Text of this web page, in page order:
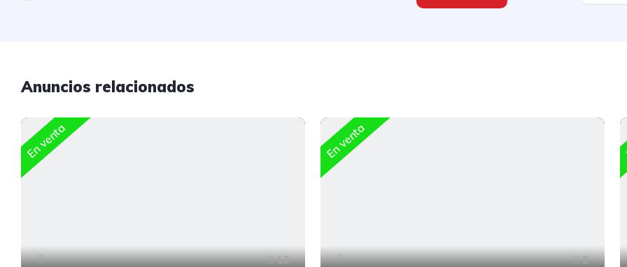
Anuncios relacionados
En venta
10
En venta
9